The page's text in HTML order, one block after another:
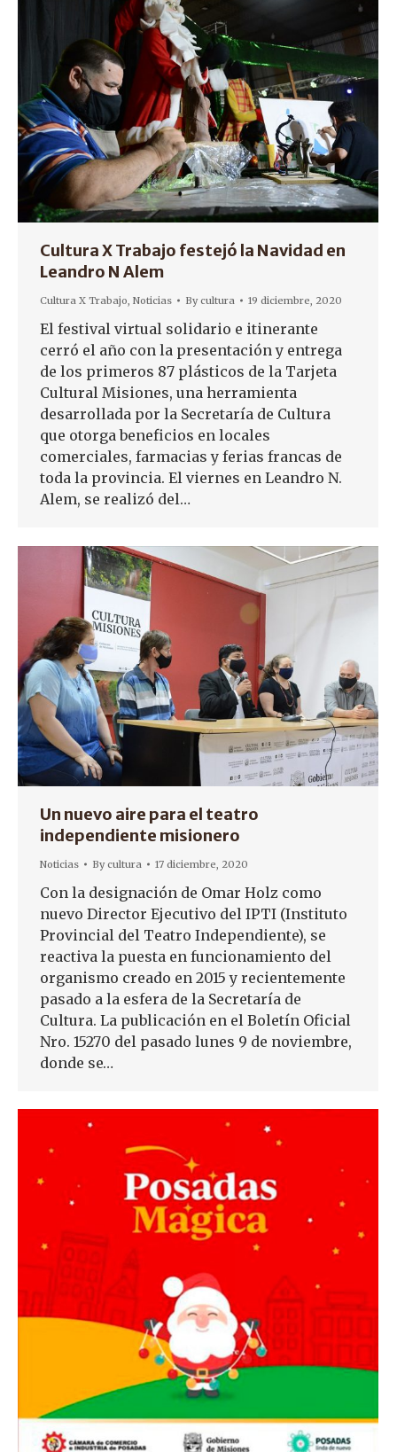
Cultura X Trabajo festejó la Navidad en
Leandro N Alem
Cultura X Trabajo, Noticias Bycultura 19 diciembre, 2020
El festival virtual solidario e itinerante
cerró el año con la presentación y entrega
de los primeros 87 plásticos de la Tarjeta
Cultural Misiones, una herramienta
desarrollada por la Secretaría de Cultura
que otorga beneficios en locales
comerciales, farmacias y ferias francas de
toda la provincia. El viernes en Leandro N.
Alem, se realizó del…
Un nuevo aire para el teatro
independiente misionero
Noticias Bycultura 17 diciembre, 2020
Con la designación de Omar Holz como
nuevo Director Ejecutivo del IPTI (Instituto
Provincial del Teatro Independiente), se
reactiva la puesta en funcionamiento del
organismo creado en 2015 y recientemente
pasado a la esfera de la Secretaría de
Cultura. La publicación en el Boletín Oficial
Nro. 15270 del pasado lunes 9 de noviembre,
donde se…